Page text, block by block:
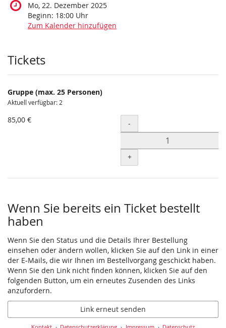
Mo, 22. Dezember 2025
Beginn: 18:00 Uhr
Zum Kalender hinzufügen
Produkte
Tickets
Gruppe (max. 25 Personen)
Aktuell verfügbar: 2
85,00 € Menge
-
+
Wenn Sie bereits ein Ticket bestellt
haben
Wenn Sie den Status und die Details Ihrer Bestellung
einsehen oder ändern wollen, klicken Sie auf den Link in einer
der E-Mails, die wir Ihnen im Bestellvorgang geschickt haben.
Wenn Sie den Link nicht finden können, klicken Sie auf den
folgenden Button, um ein erneutes Zusenden des Links
anzufordern.
Link erneut senden